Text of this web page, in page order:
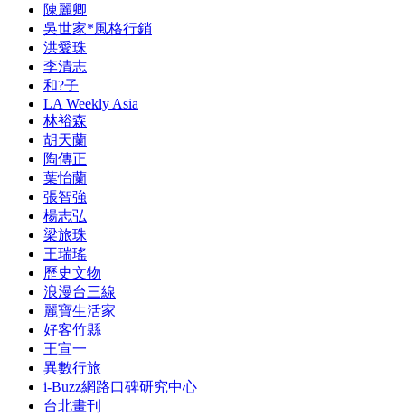
陳麗卿
吳世家*風格行銷
洪愛珠
李清志
和?子
LA Weekly Asia
林裕森
胡天蘭
陶傳正
葉怡蘭
張智強
楊志弘
梁旅珠
王瑞瑤
歷史文物
浪漫台三線
麗寶生活家
好客竹縣
王宣一
異數行旅
i-Buzz網路口碑研究中心
台北畫刊